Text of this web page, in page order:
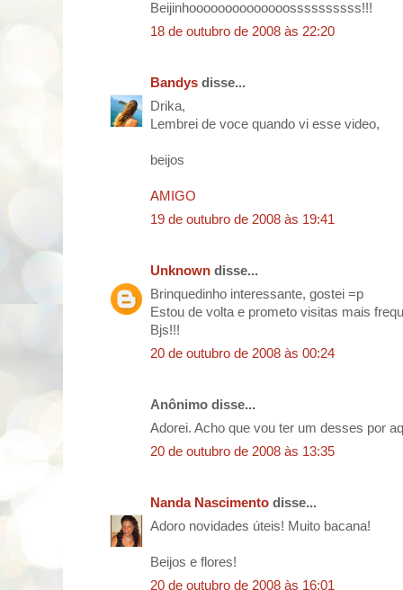
Beijinhoooooooooooooossssssssss!!!
18 de outubro de 2008 às 22:20
Bandys disse...
Drika,
Lembrei de voce quando vi esse video,
beijos
AMIGO
19 de outubro de 2008 às 19:41
Unknown disse...
Brinquedinho interessante, gostei =p
Estou de volta e prometo visitas mais
Bjs!!!
20 de outubro de 2008 às 00:24
Anônimo disse...
Adorei. Acho que vou ter um desses por
20 de outubro de 2008 às 13:35
Nanda Nascimento disse...
Adoro novidades úteis! Muito bacana!
Beijos e flores!
20 de outubro de 2008 às 16:01